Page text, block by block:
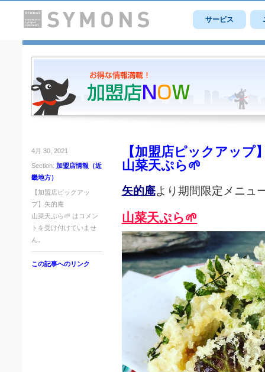
サービス
4月 30, 2021
Section: 加盟店情報（近
畿地方）
【加盟店ピックアッ
プ】矢的庵
山菜天ぷら🌱 は コメン
トを受け付けていませ
ん。
この記事へのリンク
【加盟店ピックアップ
山菜天ぷら🌱
矢的庵より期間限定メニュ
山菜天ぷら🌱